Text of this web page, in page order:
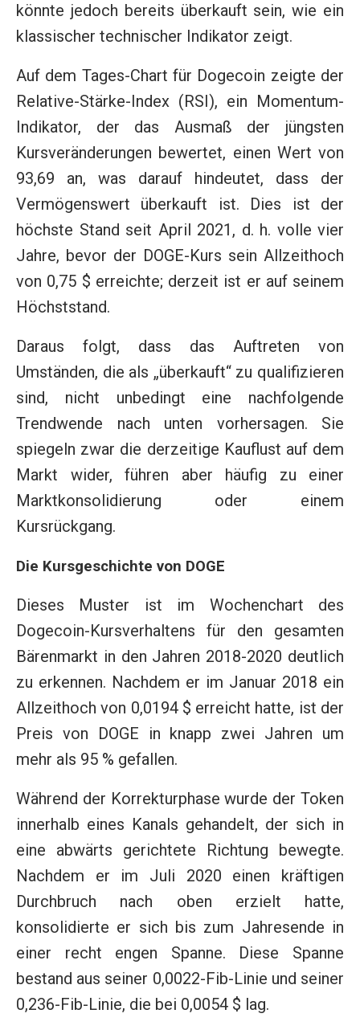
könnte jedoch bereits überkauft sein, wie ein
klassischer technischer Indikator zeigt.
Auf dem Tages-Chart für Dogecoin zeigte der
Relative-Stärke-Index (RSI), ein Momentum-
Indikator, der das Ausmaß der jüngsten
Kursveränderungen bewertet, einen Wert von
93,69 an, was darauf hindeutet, dass der
Vermögenswert überkauft ist. Dies ist der
höchste Stand seit April 2021, d. h. volle vier
Jahre, bevor der DOGE-Kurs sein Allzeithoch
von 0,75 $ erreichte; derzeit ist er auf seinem
Höchststand.
Daraus folgt, dass das Auftreten von
Umständen, die als „überkauft“ zu qualifizieren
sind, nicht unbedingt eine nachfolgende
Trendwende nach unten vorhersagen. Sie
spiegeln zwar die derzeitige Kauflust auf dem
Markt wider, führen aber häufig zu einer
Marktkonsolidierung oder einem
Kursrückgang.
Die Kursgeschichte von DOGE
Dieses Muster ist im Wochenchart des
Dogecoin-Kursverhaltens für den gesamten
Bärenmarkt in den Jahren 2018-2020 deutlich
zu erkennen. Nachdem er im Januar 2018 ein
Allzeithoch von 0,0194 $ erreicht hatte, ist der
Preis von DOGE in knapp zwei Jahren um
mehr als 95 % gefallen.
Während der Korrekturphase wurde der Token
innerhalb eines Kanals gehandelt, der sich in
eine abwärts gerichtete Richtung bewegte.
Nachdem er im Juli 2020 einen kräftigen
Durchbruch nach oben erzielt hatte,
konsolidierte er sich bis zum Jahresende in
einer recht engen Spanne. Diese Spanne
bestand aus seiner 0,0022-Fib-Linie und seiner
0,236-Fib-Linie, die bei 0,0054 $ lag.